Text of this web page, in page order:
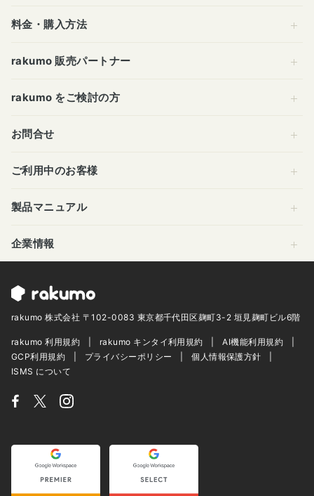
料金・購入方法
rakumo 販売パートナー
rakumo をご検討の方
お問合せ
ご利用中のお客様
製品マニュアル
企業情報
rakumo 株式会社 〒102-0083 東京都千代田区麹町3-2 垣見麹町ビル6階
rakumo 利用規約 rakumo キンタイ利用規約
AI機能利用規約
GCP利用規約
プライバシーポリシー
個人情報保護方針
ISMS について